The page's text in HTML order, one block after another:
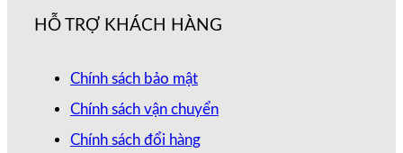
HỖ TRỢ KHÁCH HÀNG
Chính sách bảo mật
Chính sách vận chuyển
Chính sách đổi hàng